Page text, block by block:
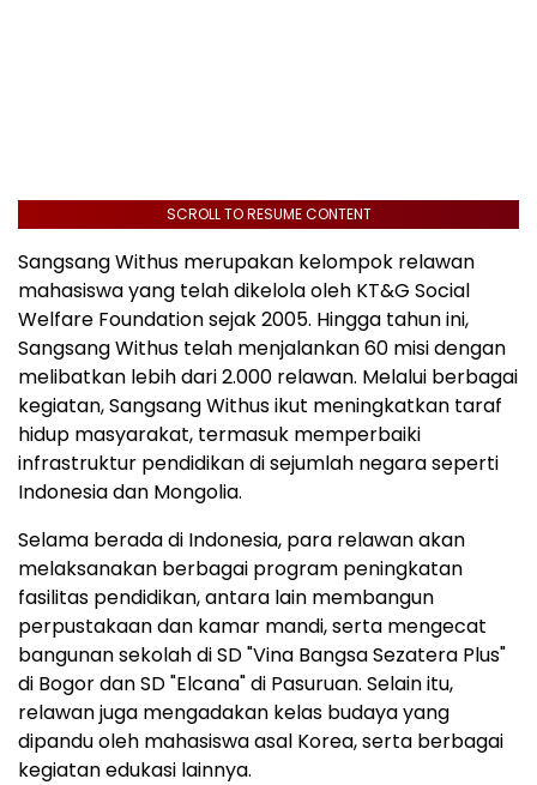
SCROLL TO RESUME CONTENT
Sangsang Withus merupakan kelompok relawan
mahasiswa yang telah dikelola oleh KT&G Social
Welfare Foundation sejak 2005. Hingga tahun ini,
Sangsang Withus telah menjalankan 60 misi dengan
melibatkan lebih dari 2.000 relawan. Melalui berbagai
kegiatan, Sangsang Withus ikut meningkatkan taraf
hidup masyarakat, termasuk memperbaiki
infrastruktur pendidikan di sejumlah negara seperti
Indonesia dan Mongolia.
Selama berada di Indonesia, para relawan akan
melaksanakan berbagai program peningkatan
fasilitas pendidikan, antara lain membangun
perpustakaan dan kamar mandi, serta mengecat
bangunan sekolah di SD "Vina Bangsa Sezatera Plus"
di Bogor dan SD "Elcana" di Pasuruan. Selain itu,
relawan juga mengadakan kelas budaya yang
dipandu oleh mahasiswa asal Korea, serta berbagai
kegiatan edukasi lainnya.